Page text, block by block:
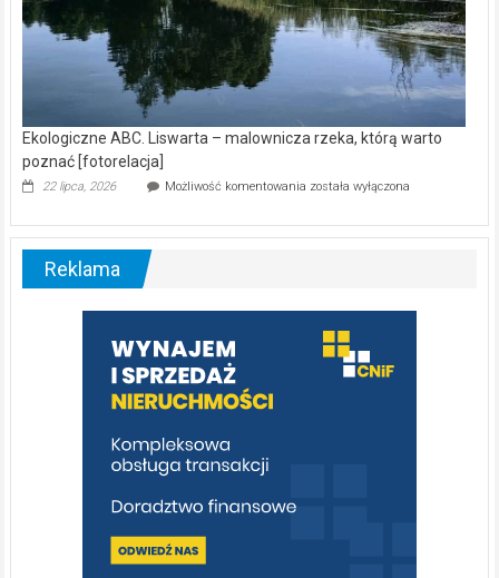
Ekologiczne ABC. Liswarta – malownicza rzeka, którą warto
poznać [fotorelacja]
22 lipca, 2026 Możliwość komentowania Ekologiczne
–
warto
[fotorelacja]
została wyłączona
Reklama